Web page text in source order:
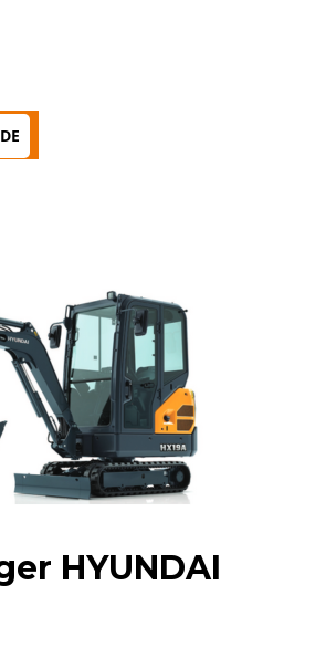
DE
HYUNDAI